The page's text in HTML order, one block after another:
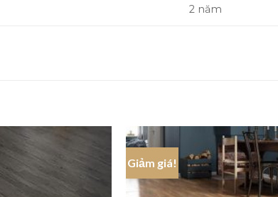
2 năm
Giảm giá!